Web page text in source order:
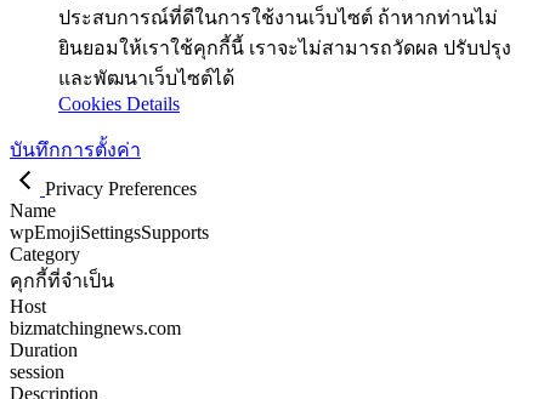
ประสบการณ์ที่ดีในการใช้งานเว็บไซต์ ถ้าหากท่านไม่
ยินยอมให้เราใช้คุกกี้นี้ เราจะไม่สามารถวัดผล ปรับปรุง
และพัฒนาเว็บไซต์ได้
Cookies Details
บันทึกการตั้งค่า
Privacy Preferences
Name
wpEmojiSettingsSupports
Category
คุกกี้ที่จำเป็น
Host
bizmatchingnews.com
Duration
session
Description